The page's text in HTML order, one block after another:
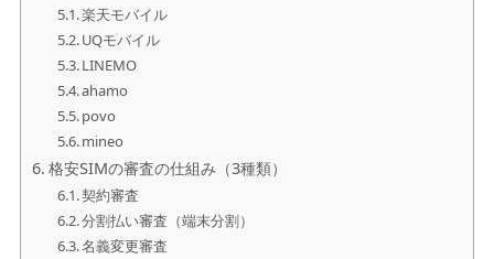
楽天モバイル
UQモバイル
LINEMO
ahamo
povo
mineo
格安SIMの審査の仕組み（3種類）
契約審査
分割払い審査（端末分割）
名義変更審査